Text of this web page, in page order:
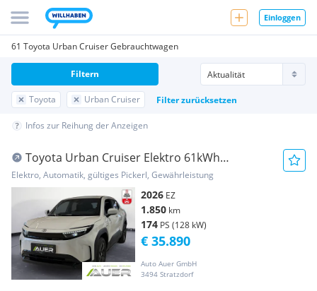
Einloggen
61 Toyota Urban Cruiser Gebrauchtwagen
Toyota Urban Cruiser Filter zurücksetzen
Filtern
Infos zur Reihung der Anzeigen
Toyota Urban Cruiser Elektro 61kWh
Teamplayer Aut. | 3...
Elektro, Automatik, gültiges Pickerl, Gewährleistung
2026 EZ
1.850 km
174 PS (128 kW)
Auto Auer GmbH
3494 Stratzdorf
€ 35.890